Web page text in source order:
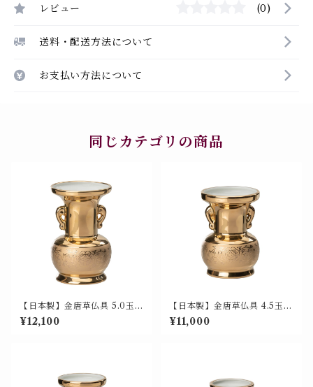
レビュー (0)
送料・配送方法について
お支払い方法について
同じカテゴリの商品
【日本製】金唐草仏具 5.0玉仏
花（花瓶 / 仏花瓶）美濃焼 山
源 700-001
¥12,100
【日本製】金唐草仏具 4.5玉仏
花（花瓶 / 仏花瓶）美濃焼 山
源 700-002
¥11,000